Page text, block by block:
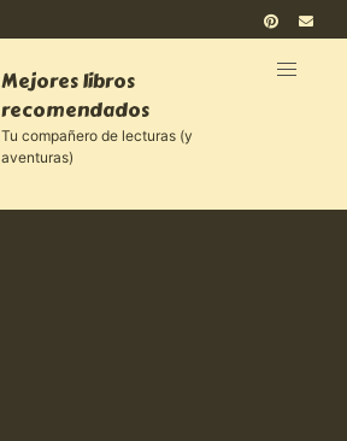
Mejores libros
recomendados
Tu compañero de lecturas (y
aventuras)